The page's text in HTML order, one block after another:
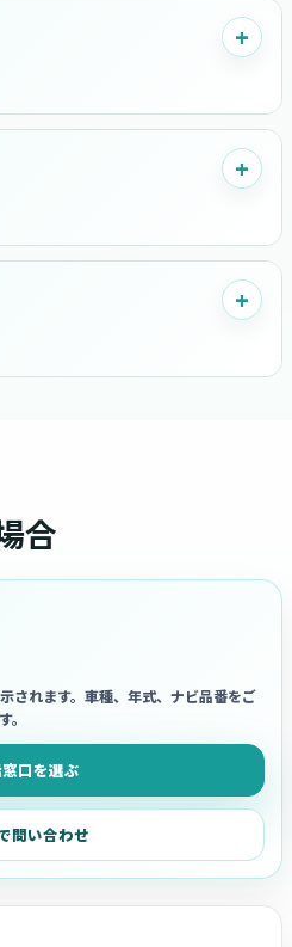
合
されます。車種、年式、ナビ品番をご
口を選ぶ
問い合わせ